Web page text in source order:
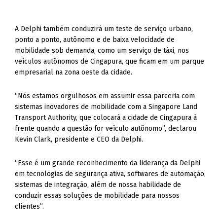
A Delphi também conduzirá um teste de serviço urbano,
ponto a ponto, autônomo e de baixa velocidade de
mobilidade sob demanda, como um serviço de táxi, nos
veículos autônomos de Cingapura, que ficam em um parque
empresarial na zona oeste da cidade.
“Nós estamos orgulhosos em assumir essa parceria com
sistemas inovadores de mobilidade com a Singapore Land
Transport Authority, que colocará a cidade de Cingapura à
frente quando a questão for veículo autônomo”, declarou
Kevin Clark, presidente e CEO da Delphi.
“Esse é um grande reconhecimento da liderança da Delphi
em tecnologias de segurança ativa, softwares de automação,
sistemas de integração, além de nossa habilidade de
conduzir essas soluções de mobilidade para nossos
clientes”.